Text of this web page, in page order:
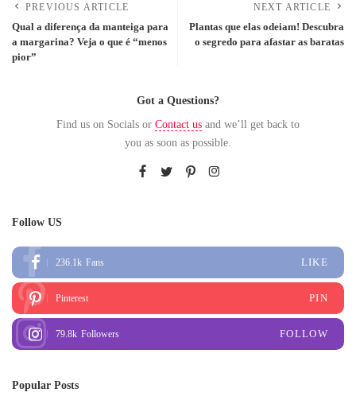
PREVIOUS ARTICLE
Qual a diferença da manteiga para
a margarina? Veja o que é “menos
pior”
NEXT ARTICLE
Plantas que elas odeiam! Descubra
o segredo para afastar as baratas
Got a Questions?
Find us on Socials or Contact us and we’ll get back to
you as soon as possible.
Follow US
236.1k Fans LIKE
Pinterest PIN
79.8k Followers FOLLOW
Popular Posts